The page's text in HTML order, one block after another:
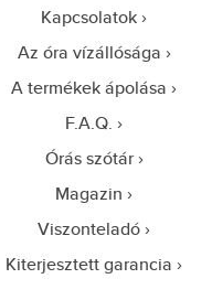
Kapcsolatok
Az óra vízállósága
A termékek ápolása
F.A.Q.
Órás szótár
Magazin
Viszonteladó
Kiterjesztett garancia